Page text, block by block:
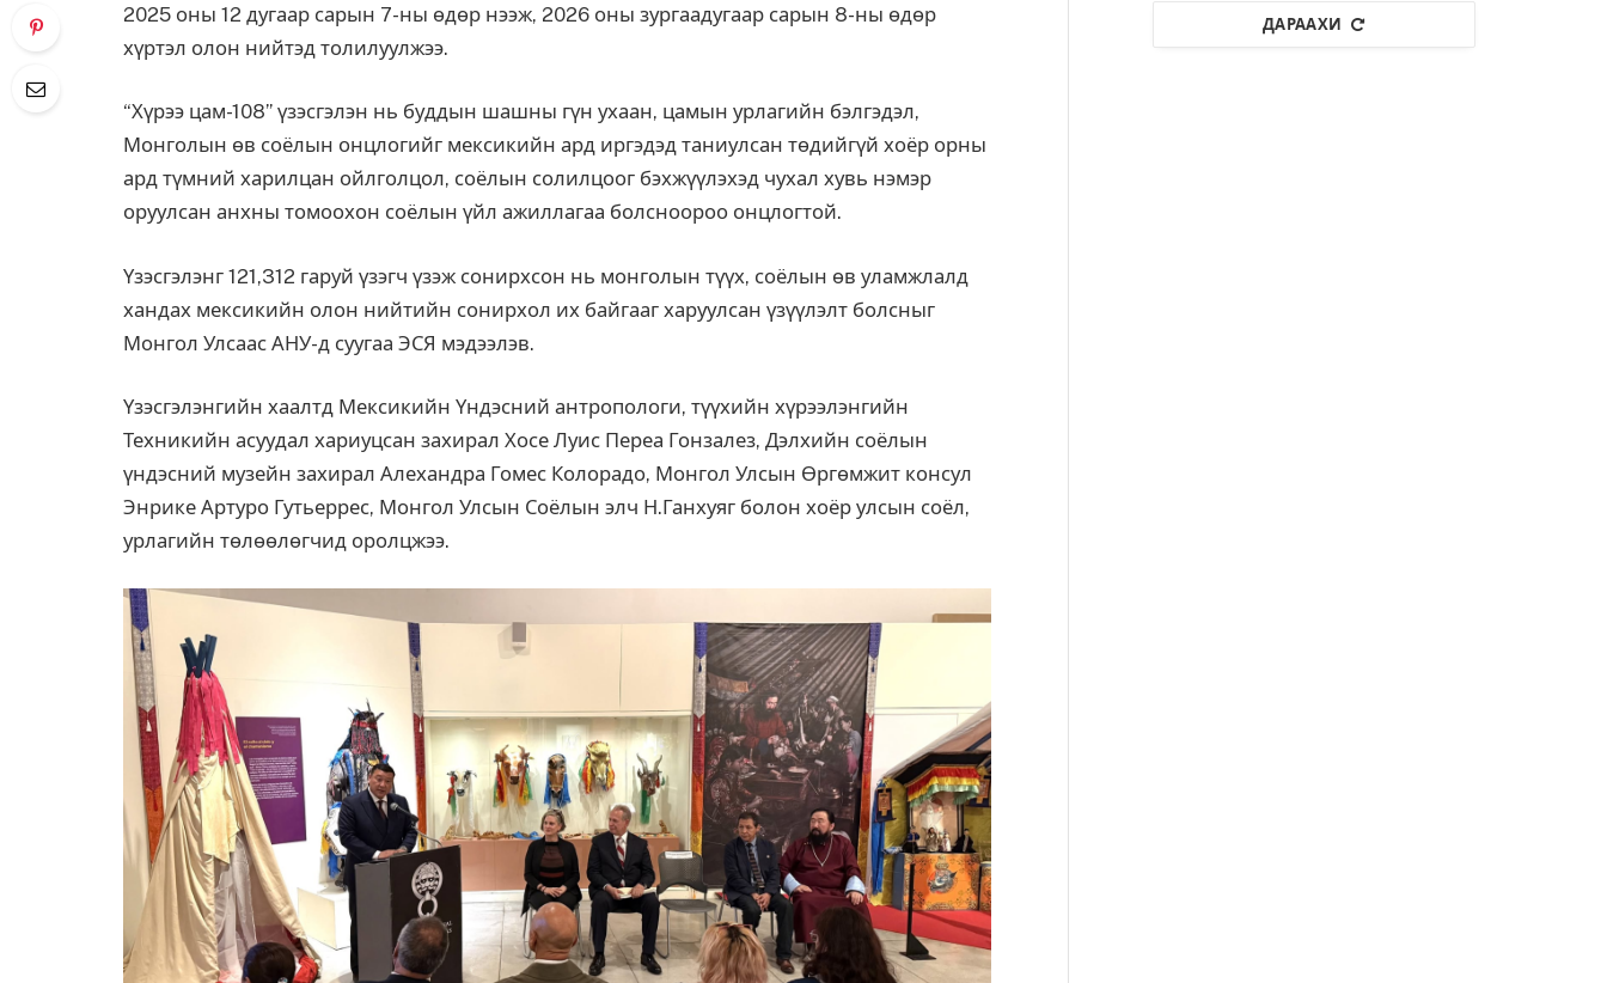
2025 оны 12 дугаар сарын 7-ны өдөр нээж, 2026 оны зургаадугаар сарын 8-ны өдөр
хүртэл олон нийтэд толилуулжээ.
“Хүрээ цам-108” үзэсгэлэн нь буддын шашны гүн ухаан, цамын урлагийн бэлгэдэл,
Монголын өв соёлын онцлогийг мексикийн ард иргэдэд таниулсан төдийгүй хоёр орны
ард түмний харилцан ойлголцол, соёлын солилцоог бэхжүүлэхэд чухал хувь нэмэр
оруулсан анхны томоохон соёлын үйл ажиллагаа болсноороо онцлогтой.
Үзэсгэлэнг 121,312 гаруй үзэгч үзэж сонирхсон нь монголын түүх, соёлын өв уламжлалд
хандах мексикийн олон нийтийн сонирхол их байгааг харуулсан үзүүлэлт болсныг
Монгол Улсаас АНУ-д суугаа ЭСЯ мэдээлэв.
Үзэсгэлэнгийн хаалтд Мексикийн Үндэсний антропологи, түүхийн хүрээлэнгийн
Техникийн асуудал хариуцсан захирал Хосе Луис Переа Гонзалез, Дэлхийн соёлын
үндэсний музейн захирал Алехандра Гомес Колорадо, Монгол Улсын Өргөмжит консул
Энрике Артуро Гутьеррес, Монгол Улсын Соёлын элч Н.Ганхуяг болон хоёр улсын соёл,
урлагийн төлөөлөгчид оролцжээ.
ДАРААХИ